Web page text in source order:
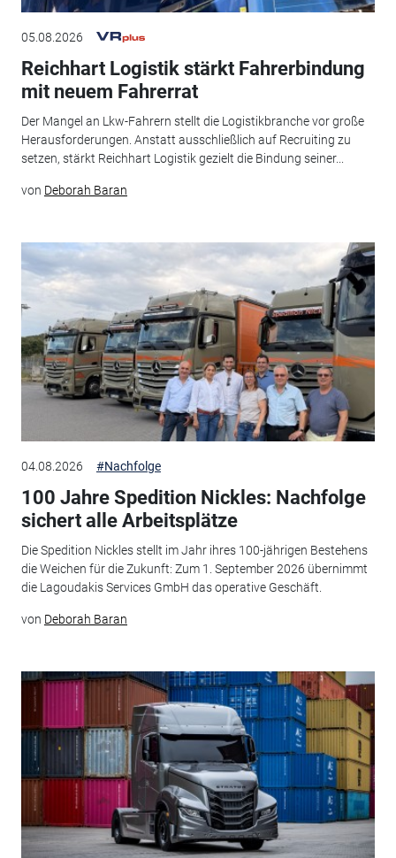
05.08.2026
Reichhart Logistik stärkt Fahrerbindung
mit neuem Fahrerrat
Der Mangel an Lkw-Fahrern stellt die Logistikbranche vor große
Herausforderungen. Anstatt ausschließlich auf Recruiting zu
setzen, stärkt Reichhart Logistik gezielt die Bindung seiner...
von Deborah Baran
04.08.2026 #Nachfolge
100 Jahre Spedition Nickles: Nachfolge
sichert alle Arbeitsplätze
Die Spedition Nickles stellt im Jahr ihres 100-jährigen Bestehens
die Weichen für die Zukunft: Zum 1. September 2026 übernimmt
die Lagoudakis Services GmbH das operative Geschäft.
von Deborah Baran